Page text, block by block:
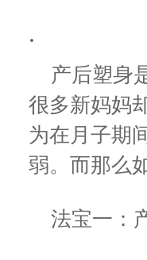
.
产后塑身
很多新妈妈
为在月子期
弱。而那么
法宝一：